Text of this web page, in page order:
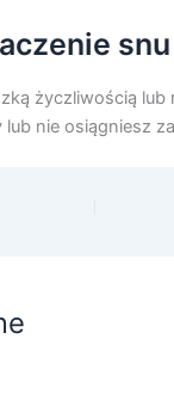
snu
życzliwością lub
nie osiągniesz